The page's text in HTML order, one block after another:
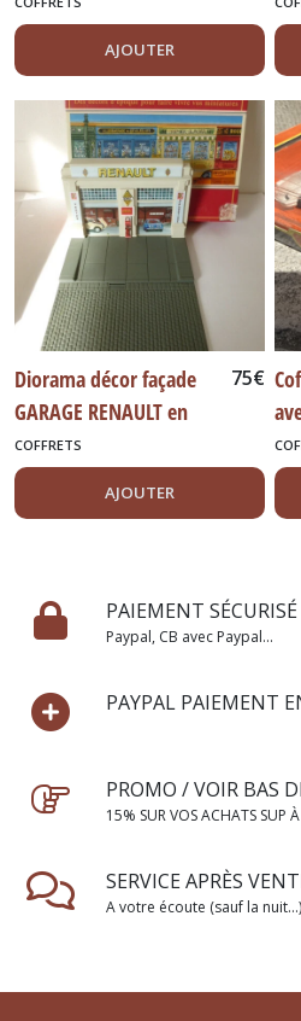
Citroen Visa
AJOUTER
Diorama décor façade
GARAGE RENAULT en
Boite Norev vintage
75€
COFFRETS
AJOUTER
PAIEMENT SÉCURISÉ
Paypal, CB avec Paypal...
PAYPAL PAIEMENT
PROMO / VOIR BAS
15% SUR VOS ACHATS SUP
SERVICE APRÈS
A votre écoute (sauf la nuit...)